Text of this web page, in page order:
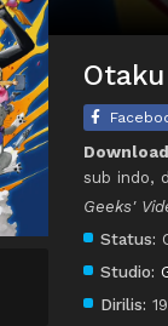
sub indo,
Geeks'
Status:
Studio:
Dirilis: